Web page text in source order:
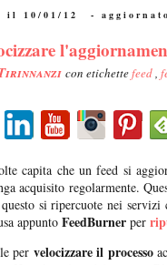
il 10/01/12 -
con etichettefeed,
capita che un feed si
acquisito regolarmente.
si ripercuote nei
appunto FeedBurner per
per velocizzare il processo